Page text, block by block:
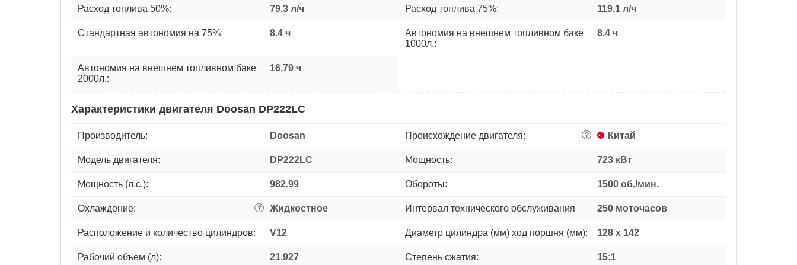
Расход топлива 50%: 79.3 л/ч Расход топлива 75%: 119.1 л/ч
Стандартная автономия на 75%: 8.4 ч
Автономия на внешнем топливном баке
1000л.:
8.4 ч
Автономия на внешнем топливном баке
2000л.:
16.79 ч
Характеристики двигателя Doosan DP222LC
Производитель: Doosan Происхождение двигателя: ? Китай
Модель двигателя: DP222LC Мощность: 723 кВт
Мощность (л.с.): 982.99 Обороты: 1500 об./мин.
Охлаждение: ? Жидкостное Интервал технического обслуживания 250 моточасов
Расположение и количество цилиндров: V12 Диаметр цилиндра (мм) ход поршня (мм): 128 x 142
Рабочий объем (л): 21.927 Степень сжатия: 15:1